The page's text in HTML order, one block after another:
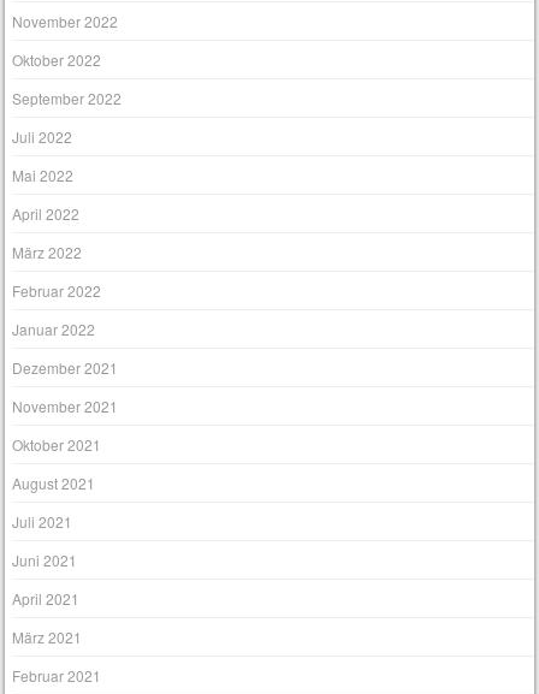
November 2022
Oktober 2022
September 2022
Juli 2022
Mai 2022
April 2022
März 2022
Februar 2022
Januar 2022
Dezember 2021
November 2021
Oktober 2021
August 2021
Juli 2021
Juni 2021
April 2021
März 2021
Februar 2021